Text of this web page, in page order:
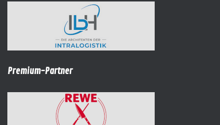
Premium-Partner